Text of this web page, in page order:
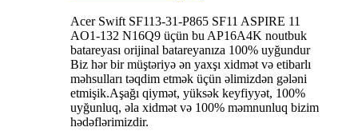
Acer Swift SF113-31-P865 SF11 ASPIRE 11
AO1-132 N16Q9 üçün bu AP16A4K noutbuk
batareyası orijinal batareyanıza 100% uyğundur
Biz hər bir müştəriyə ən yaxşı xidmət və etibarlı
məhsulları təqdim etmək üçün əlimizdən gələni
etmişik.Aşağı qiymət, yüksək keyfiyyət, 100%
uyğunluq, əla xidmət və 100% məmnunluq bizim
hədəflərimizdir.